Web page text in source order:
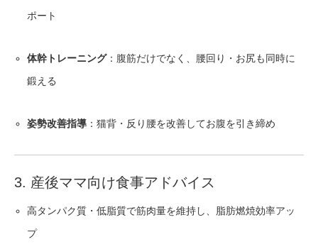
ポート
体幹トレーニング：腹筋だけでなく、腰回り・お尻も同時に
鍛える
姿勢改善指導 ：猫背・反り腰を改善してお腹を引き締め
3. 産後ママ向け食事アドバイス
高タンパク質・低脂質で筋肉量を維持し、脂肪燃焼効率アッ
プ